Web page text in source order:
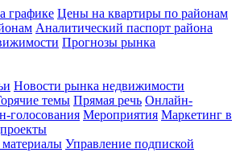
графике Цены на квартиры по районам
Аналитический паспорт района
Прогнозы рынка
Новости рынка недвижимости
темы Прямая речь Онлайн-
голосования Мероприятия Маркетинг в
Управление подпиской